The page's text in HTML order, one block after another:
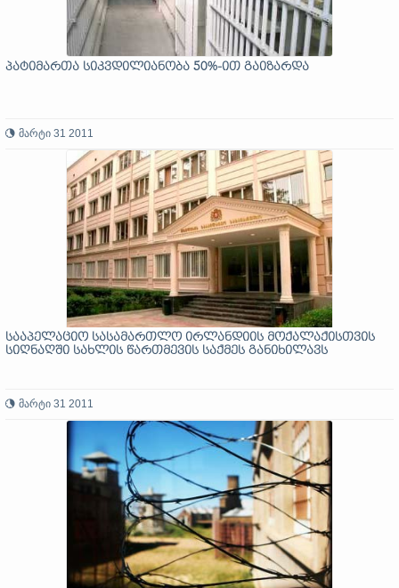
პატიმართა სიკვდილიანობა 50%-ით გაიზარდა
მარტი 31 2011
სააპელაციო სასამართლო ირლანდიის მოქალაქისთვის
სიღნაღში სახლის წართმევის საქმეს განიხილავს
მარტი 31 2011